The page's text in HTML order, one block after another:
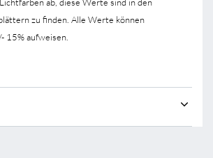
zu finden. Alle Werte können
15% aufweisen.